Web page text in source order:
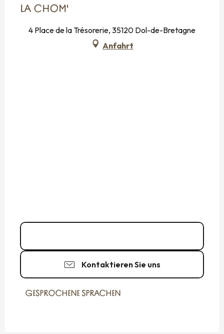
LA CHOM'
4 Place de la Trésorerie, 35120 Dol-de-Bretagne
Anfahrt
Kontaktieren Sie uns
GESPROCHENE SPRACHEN
GESPROCHENE SPRACHEN